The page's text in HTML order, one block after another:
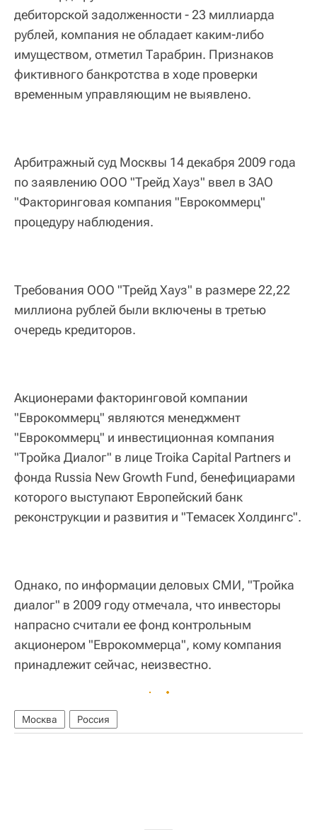
дебиторской задолженности - 23 миллиарда
рублей, компания не обладает каким-либо
имуществом, отметил Тарабрин. Признаков
фиктивного банкротства в ходе проверки
временным управляющим не выявлено.
Арбитражный суд Москвы 14 декабря 2009 года
по заявлению ООО "Трейд Хауз" ввел в ЗАО
"Факторинговая компания "Еврокоммерц"
процедуру наблюдения.
Требования ООО "Трейд Хауз" в размере 22,22
миллиона рублей были включены в третью
очередь кредиторов.
Акционерами факторинговой компании
"Еврокоммерц" являются менеджмент
"Еврокоммерц" и инвестиционная компания
"Тройка Диалог" в лице Troika Capital Partners и
фонда Russia New Growth Fund, бенефициарами
которого выступают Европейский банк
реконструкции и развития и "Темасек Холдингс".
Однако, по информации деловых СМИ, "Тройка
диалог" в 2009 году отмечала, что инвесторы
напрасно считали ее фонд контрольным
акционером "Еврокоммерца", кому компания
принадлежит сейчас, неизвестно.
Москва Россия